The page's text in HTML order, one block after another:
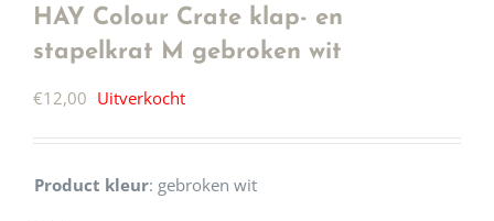
HAY Colour Crate klap- en
stapelkrat M gebroken wit
€12,00 Uitverkocht
Product kleur: gebroken wit